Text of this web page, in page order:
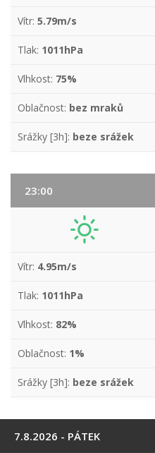
Vítr: 5.79m/s
Tlak: 1011hPa
Vlhkost: 75%
Oblačnost: bez mraků
Srážky [3h]: beze srážek
23:00
Vítr: 4.95m/s
Tlak: 1011hPa
Vlhkost: 82%
Oblačnost: 1%
Srážky [3h]: beze srážek
7.8.2026 - PÁTEK